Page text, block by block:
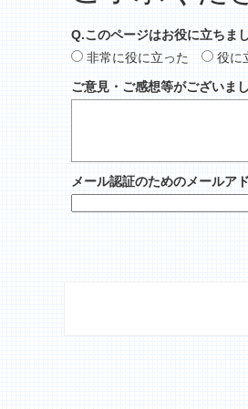
Q.このページはお役に立ちま
非常に役に立った
役に
ご意見・ご感想等がございま
メール認証のためのメールア